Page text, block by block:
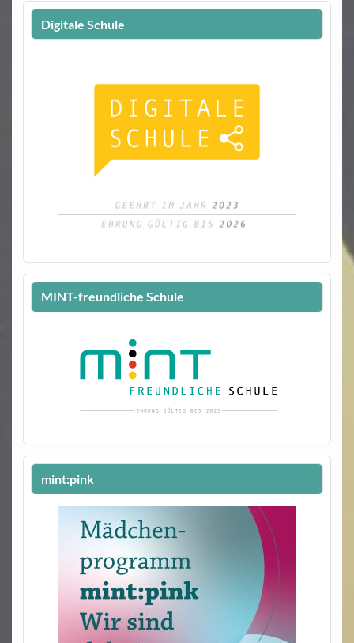
Digitale Schule
MINT-freundliche Schule
mint:pink